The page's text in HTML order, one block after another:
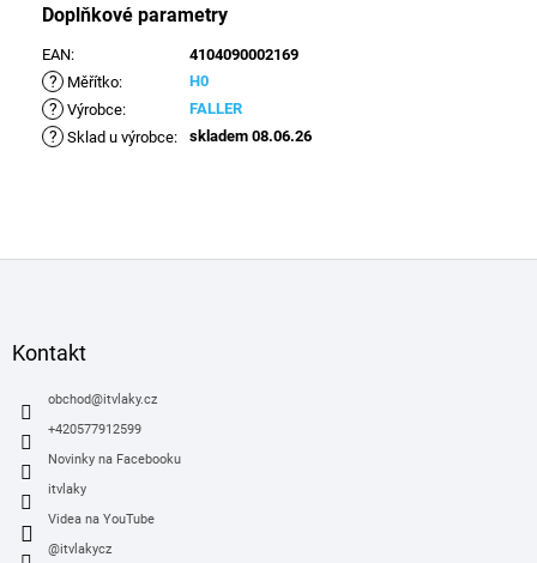
Doplňkové parametry
EAN: 4104090002169
? Měřítko: H0
? Výrobce: FALLER
? Sklad u výrobce: skladem 08.06.26
Kontakt
obchod@itvlaky.cz
+420577912599
Novinky na Facebooku
itvlaky
Videa na YouTube
@itvlakycz